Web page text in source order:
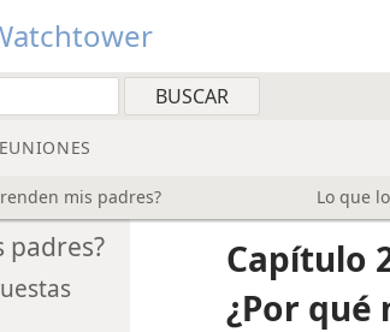
mis padres? Lo que
padres?
Capítulo
¿Por qué